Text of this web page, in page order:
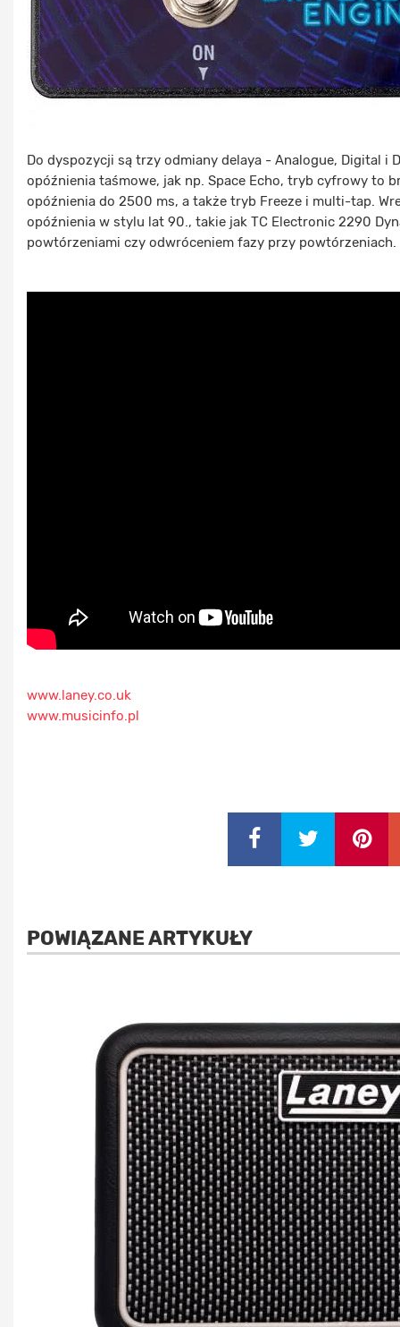
Do dyspozycji są trzy odmiany delaya - Analogue, Digital i
opóźnienia taśmowe, jak np. Space Echo, tryb cyfrowy to
opóźnienia do 2500 ms, a także tryb Freeze i multi-tap.
opóźnienia w stylu lat 90., takie jak TC Electronic 2290
powtórzeniami czy odwróceniem fazy przy powtórzeniach.
www.laney.co.uk
www.musicinfo.pl
POWIĄZANE ARTYKUŁY